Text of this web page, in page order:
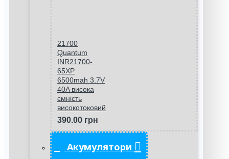
21700
Quantum
INR21700-
65XP
6500mah 3.7V
40A висока
ємність
високотоковий
390.00 грн
Акумулятори